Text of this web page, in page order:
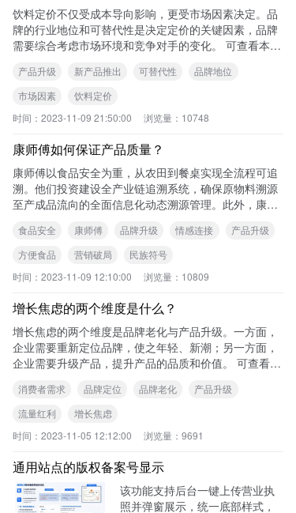
饮料定价不仅受成本导向影响，更受市场因素决定。品
牌的行业地位和可替代性是决定定价的关键因素，品牌
需要综合考虑市场环境和竞争对手的变化。 可查看本站
产品升级 新产品推出 可替代性
品牌地位
市场因素
饮料定价
时间： 2023-11-09 21:50:00 浏览量： 10748
康师傅如何保证产品质量？
康师傅以食品安全为重，从农田到餐桌实现全流程可追
溯。他们投资建设全产业链追溯系统，确保原物料溯源
至产成品流向的全面信息化动态溯源管理。此外，康师
过
食品安全 康师傅 品牌升级 情感连接
产品升级
方便食品
营销破局
民族符号
时间： 2023-11-09 12:10:00 浏览量： 10809
增长焦虑的两个维度是什么？
增长焦虑的两个维度是品牌老化与产品升级。一方面，
企业需要重新定位品牌，使之年轻、新潮；另一方面，
企业需要升级产品，提升产品的品质和价值。 可查看本
消费者需求 品牌定位 品牌老化
产品升级
流量红利
增长焦虑
时间： 2023-11-05 12:12:00 浏览量： 9691
通用站点的版权备案号显示
该功能支持后台一键上传营业执
照并弹窗展示，统一底部样式，